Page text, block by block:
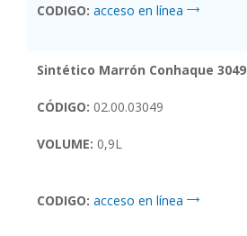
CODIGO: acceso en línea
Sintético Marrón Conhaque 3049
CÓDIGO: 02.00.03049
VOLUME: 0,9L
CODIGO: acceso en línea